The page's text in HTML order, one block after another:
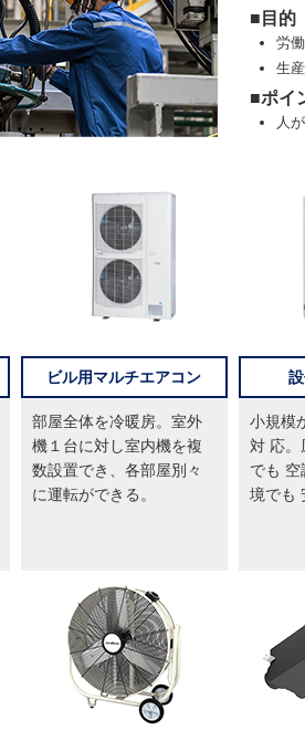
■目的
労
生
■ポイ
人
ビル用マルチエアコン
部屋全体を冷暖房。室外
機１台に対し室内機を複
数設置でき、各部屋別々
に運転ができる。
小規模
対 応。
でも 空
境でも